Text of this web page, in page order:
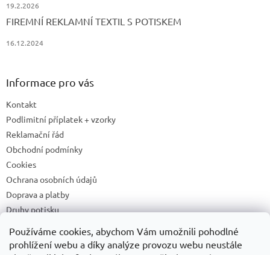
Používáme cookies, abychom Vám umožnili pohodlné
prohlížení webu a díky analýze provozu webu neustále
19.2.2026
FIREMNÍ REKLAMNÍ TEXTIL S POTISKEM
16.12.2024
Informace pro vás
Kontakt
Podlimitní příplatek + vzorky
Reklamační řád
Obchodní podmínky
Cookies
Ochrana osobních údajů
Doprava a platby
Druhy potisku
Recyklační příspěvky a zpětný odběr elektrozařízení/baterií